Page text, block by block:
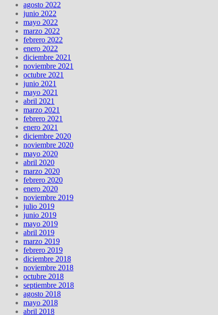
agosto 2022
junio 2022
mayo 2022
marzo 2022
febrero 2022
enero 2022
diciembre 2021
noviembre 2021
octubre 2021
junio 2021
mayo 2021
abril 2021
marzo 2021
febrero 2021
enero 2021
diciembre 2020
noviembre 2020
mayo 2020
abril 2020
marzo 2020
febrero 2020
enero 2020
noviembre 2019
julio 2019
junio 2019
mayo 2019
abril 2019
marzo 2019
febrero 2019
diciembre 2018
noviembre 2018
octubre 2018
septiembre 2018
agosto 2018
mayo 2018
abril 2018